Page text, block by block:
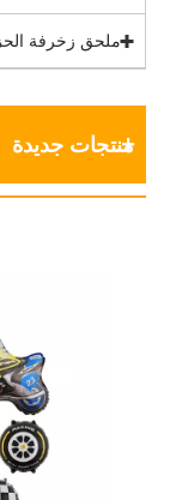
ملحق زخرفة
منتجات جديدة